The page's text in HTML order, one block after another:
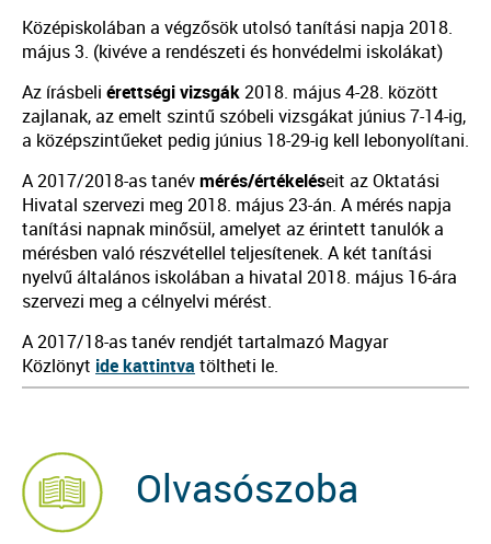
Középiskolában a végzősök utolsó tanítási napja 2018.
május 3. (kivéve a rendészeti és honvédelmi iskolákat)
Az írásbeli érettségi vizsgák2018. május 4-28. között
zajlanak, az emelt szintű szóbeli vizsgákat június 7-14-ig,
a középszintűeket pedig június 18-29-ig kell lebonyolítani.
A 2017/2018-as tanévmérés/értékeléseit az Oktatási
Hivatal szervezi meg 2018. május 23-án. A mérés napja
tanítási napnak minősül, amelyet az érintett tanulók a
mérésben való részvétellel teljesítenek. A két tanítási
nyelvű általános iskolában a hivatal 2018. május 16-ára
szervezi meg a célnyelvi mérést.
A 2017/18-as tanév rendjét tartalmazó Magyar
Közlönyt ide kattintva töltheti le.
Olvasószoba